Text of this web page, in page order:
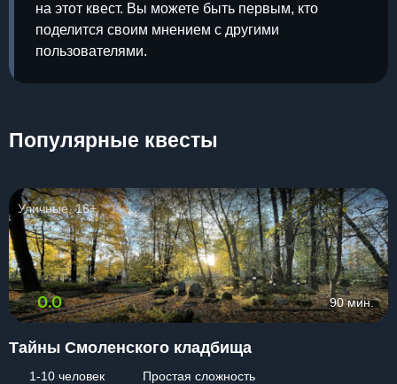
на этот квест. Вы можете быть первым, кто
поделится своим мнением с другими
пользователями.
Популярные квесты
Уличные, 16+
0.0 90 мин.
Тайны Смоленского кладбища
1-10 человек
Простая сложность